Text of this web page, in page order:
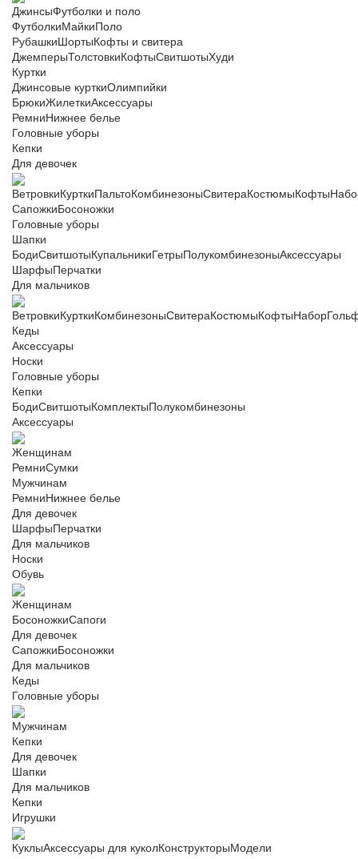
ДжинсыФутболки и поло
ФутболкиМайкиПоло
РубашкиШортыКофты и свитера
ДжемперыТолстовкиКофтыСвитшотыХуди
Куртки
Джинсовые курткиОлимпийки
БрюкиЖилеткиАксессуары
РемниНижнее белье
Головные уборы
Кепки
Для девочек
ВетровкиКурткиПальтоКомбинезоныСвитераКостюмыКофты
СапожкиБосоножки
Головные уборы
Шапки
БодиСвитшотыКупальникиГетрыПолукомбинезоныАксессуары
ШарфыПерчатки
Для мальчиков
ВетровкиКурткиКомбинезоныСвитераКостюмыКофтыНабор
Кеды
Аксессуары
Носки
Головные уборы
Кепки
БодиСвитшотыКомплектыПолукомбинезоны
Аксессуары
Женщинам
РемниСумки
Мужчинам
РемниНижнее белье
Для девочек
ШарфыПерчатки
Для мальчиков
Носки
Обувь
Женщинам
БосоножкиСапоги
Для девочек
СапожкиБосоножки
Для мальчиков
Кеды
Головные уборы
Мужчинам
Кепки
Для девочек
Шапки
Для мальчиков
Кепки
Игрушки
КуклыАксессуары для куколКонструкторыМодели